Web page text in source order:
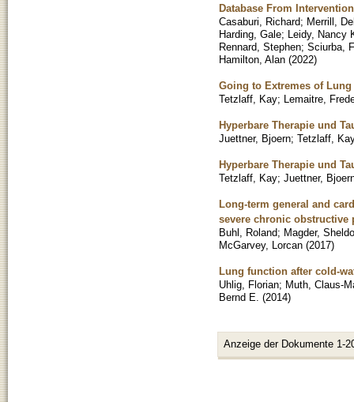
Database From
Casaburi, Richard; Merrill,
Harding, Gale; Leidy, Nancy
Rennard, Stephen; Sciurba,
Hamilton, Alan (2022)
Going to Extremes of
Tetzlaff, Kay; Lemaitre,
Hyperbare Therapie und
Juettner, Bjoern; Tetzlaff,
Hyperbare Therapie und
Tetzlaff, Kay; Juettner,
Long-term general and
severe chronic obstructive
Buhl, Roland; Magder,
McGarvey, Lorcan (2017)
Lung function after cold-
Uhlig, Florian; Muth, Claus-
Bernd E. (2014)
Anzeige der Dokumente 1-